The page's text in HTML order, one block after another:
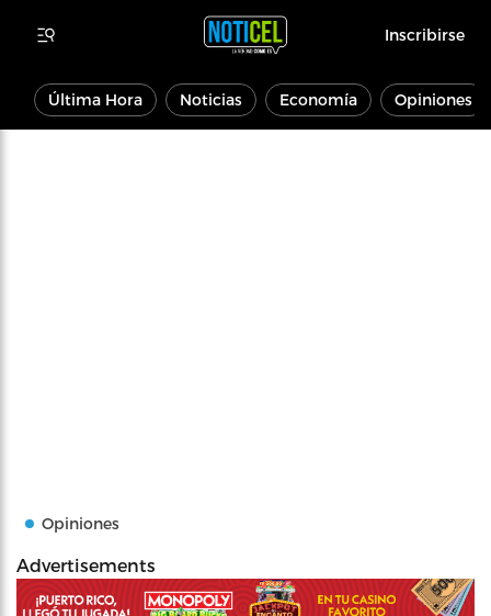
Inscribirse
Última Hora Noticias Economía Opiniones
Opiniones
Advertisements